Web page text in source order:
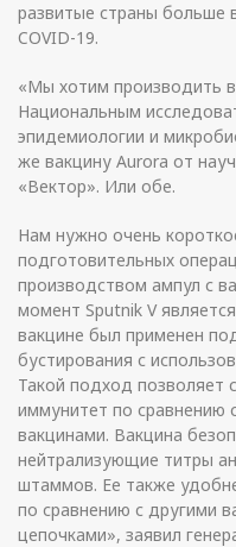
развитые страны больше
COVID-19.
«Мы хотим производить
Национальным
эпидемиологии и
же вакцину Aurora от
«Вектор». Или обе.
Нам нужно очень
подготовительных
производством ампул с
момент Sputnik V
вакцине был применен
бустирования с
Такой подход позволяет
иммунитет по сравнению
вакцинами. Вакцина
нейтрализующие титры
штаммов. Ее также
по сравнению с другими
цепочками», заявил